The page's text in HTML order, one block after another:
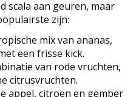
scala aan geuren, maar
zijn:
mix van ananas,
een frisse kick.
van rode vruchten,
citrusvruchten.
appel, citroen en gember